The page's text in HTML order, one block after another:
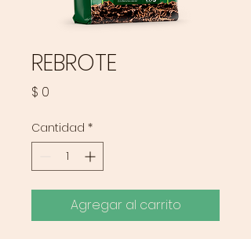
REBROTE
$ 0
Cantidad *
Agregar al carrito